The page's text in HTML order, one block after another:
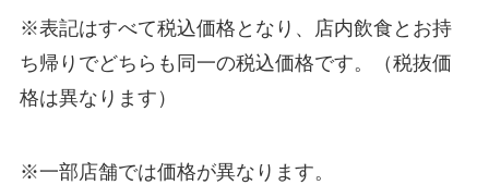
※表記はすべて税込価格となり、店内飲食とお持
ち帰りでどちらも同一の税込価格です。（税抜価
格は異なります）
※一部店舗では価格が異なります。